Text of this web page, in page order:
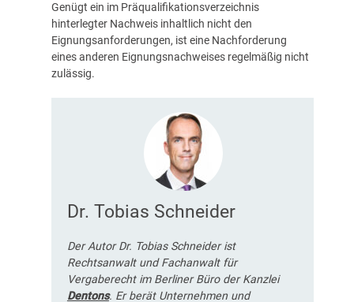
Genügt ein im Präqualifikationsverzeichnis
hinterlegter Nachweis inhaltlich nicht den
Eignungsanforderungen, ist eine Nachforderung
eines anderen Eignungsnachweises regelmäßig nicht
zulässig.
Dr. Tobias Schneider
Der Autor Dr. Tobias Schneider ist
Rechtsanwalt und Fachanwalt für
Vergaberecht im Berliner Büro der Kanzlei
Dentons. Er berät Unternehmen und